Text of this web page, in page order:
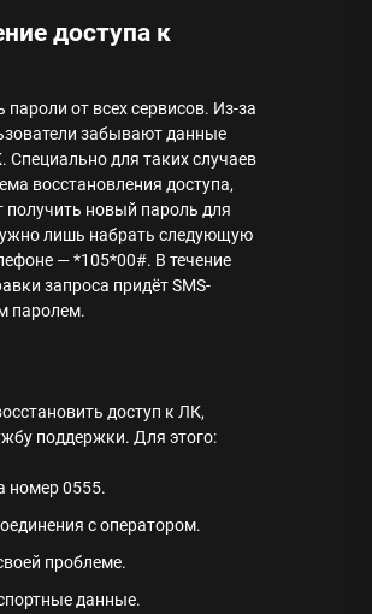
доступа к
пароли от всех сервисов. Из-за
забывают данные
Специально для таких случаев
восстановления доступа,
получить новый пароль для
лишь набрать следующую
— *105*00#. В течение
запроса придёт SMS-
паролем.
доступ к ЛК,
поддержки. Для этого:
номер 0555.
с оператором.
проблеме.
данные.